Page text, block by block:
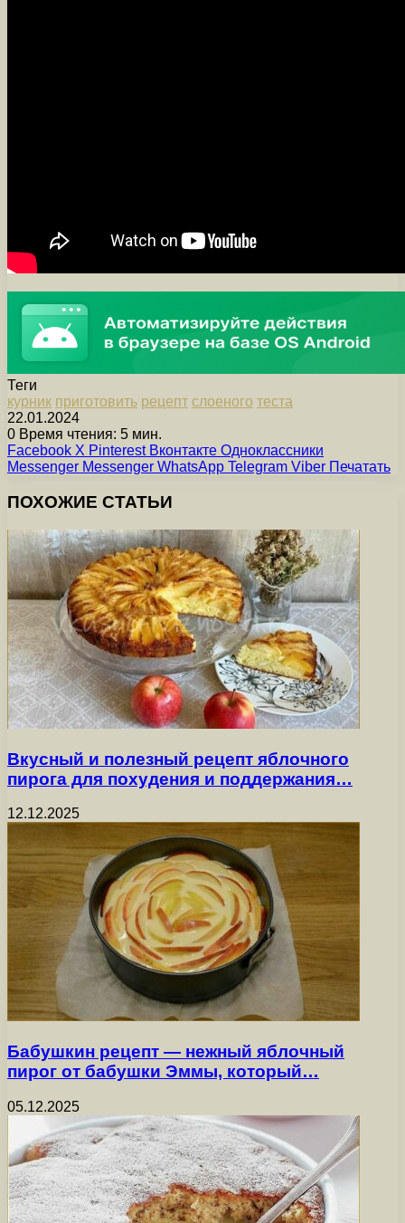
Теги
курник приготовить рецепт слоеного теста
22.01.2024
0 Время чтения: 5 мин.
Facebook X Pinterest Вконтакте Одноклассники
Messenger Messenger WhatsApp Telegram Viber Печатать
ПОХОЖИЕ СТАТЬИ
Вкусный и полезный рецепт яблочного
пирога для похудения и поддержания…
12.12.2025
Бабушкин рецепт — нежный яблочный
пирог от бабушки Эммы, который…
05.12.2025